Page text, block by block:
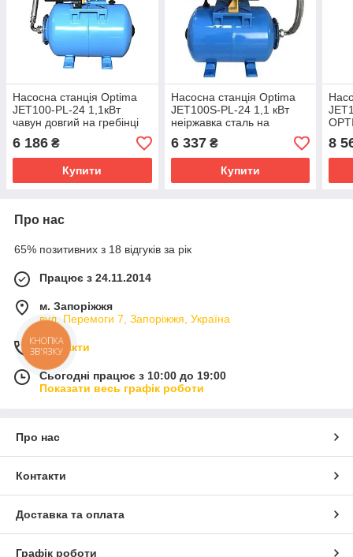
Насосна станція Optima
JET100-PL-24 1,1кВт
чавун довгий на гребінці
6 186 ₴
Купити
Насосна станція Optima
JET100S-PL-24 1,1 кВт
неіржавка сталь на
Гребінці
6 337₴
Купити
8
Про нас
65% позитивних з 18 відгуків за рік
Працює з 24.11.2014
м. Запоріжжя
вул. Перемоги 7, Запоріжжя, Україна
Контакти
Сьогодні працює з 10:00 до 19:00
Показати весь графік роботи
Про нас
Контакти
Доставка та оплата
Графік роботи
КНОПКА
ЗВ'ЯЗКУ